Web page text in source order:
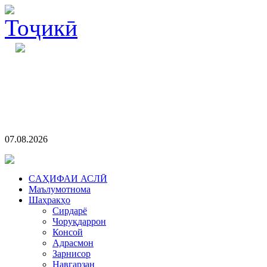
07.08.2026
CАҲИФАИ АСЛӢ
Маълумотнома
Шаҳракҳо
Сирдарё
Чоруқдаррон
Консой
Адрасмон
Зарнисор
Навгарзан